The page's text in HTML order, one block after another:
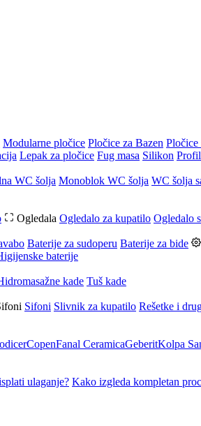
Modularne pločice Pločice za Bazen Pločice
Lepak za pločice Fug masa Silikon
WC šolja Monoblok WC šolja WC šolja
Ogledala Ogledalo za kupatilo Ogledalo
Baterije za sudoperu Baterije za bide
baterije
kade Tuš kade
Sifoni Slivnik za kupatilo Rešetke i
CopenFanal CeramicaGeberitKolpa
ulaganje? Kako izgleda kompletan